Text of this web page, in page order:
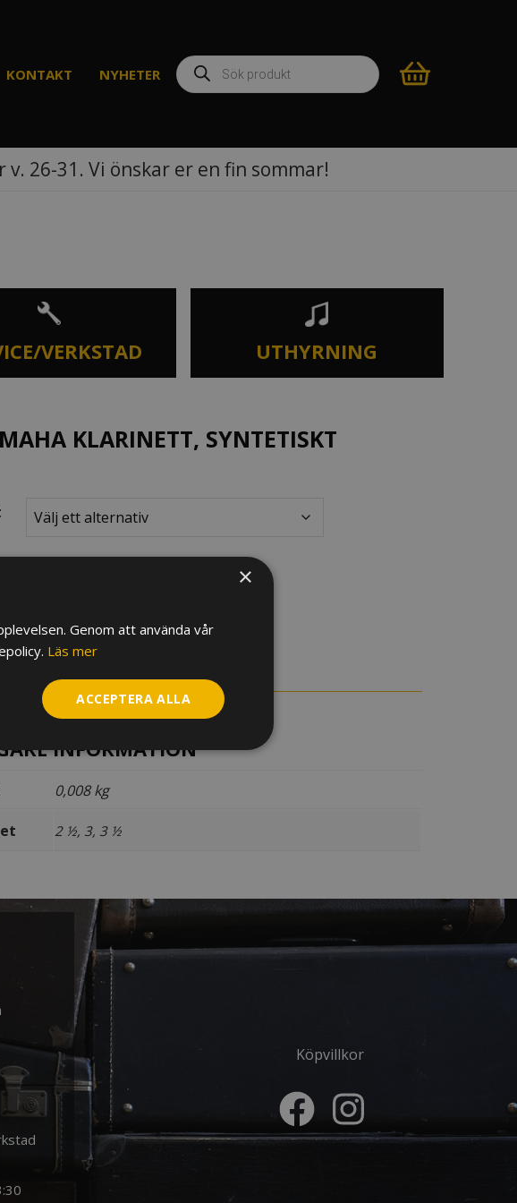
KONTAKT NYHETER
Produktsökning
26-31. Vi önskar er en fin sommar!
VERKSTAD UTHYRNING
KLARINETT, SYNTETISKT
YAM032XXX01
INFORMATION
0,008 kg
2 ½, 3, 3 ½
Köpvillkor
×
Genom att använda vår
Läs mer
ACCEPTERA ALLA